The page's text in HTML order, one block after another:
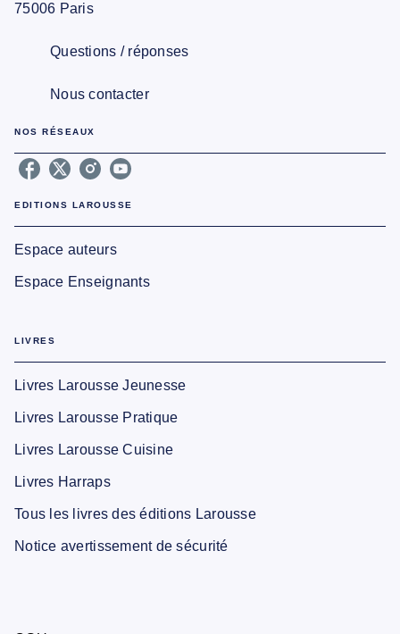
75006 Paris
Questions / réponses
Nous contacter
NOS RÉSEAUX
EDITIONS LAROUSSE
Espace auteurs
Espace Enseignants
LIVRES
Livres Larousse Jeunesse
Livres Larousse Pratique
Livres Larousse Cuisine
Livres Harraps
Tous les livres des éditions Larousse
Notice avertissement de sécurité